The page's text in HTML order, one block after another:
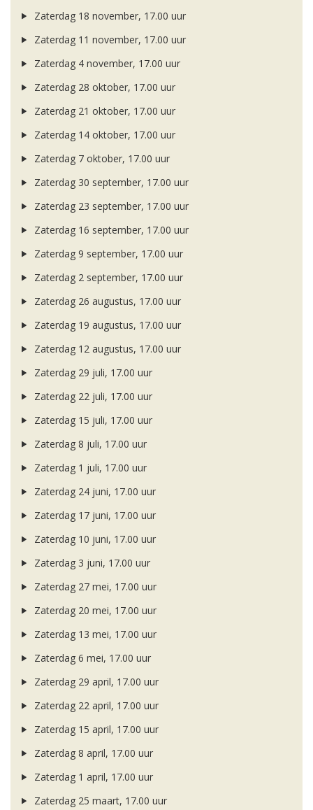
Zaterdag 18 november, 17.00 uur
Zaterdag 11 november, 17.00 uur
Zaterdag 4 november, 17.00 uur
Zaterdag 28 oktober, 17.00 uur
Zaterdag 21 oktober, 17.00 uur
Zaterdag 14 oktober, 17.00 uur
Zaterdag 7 oktober, 17.00 uur
Zaterdag 30 september, 17.00 uur
Zaterdag 23 september, 17.00 uur
Zaterdag 16 september, 17.00 uur
Zaterdag 9 september, 17.00 uur
Zaterdag 2 september, 17.00 uur
Zaterdag 26 augustus, 17.00 uur
Zaterdag 19 augustus, 17.00 uur
Zaterdag 12 augustus, 17.00 uur
Zaterdag 29 juli, 17.00 uur
Zaterdag 22 juli, 17.00 uur
Zaterdag 15 juli, 17.00 uur
Zaterdag 8 juli, 17.00 uur
Zaterdag 1 juli, 17.00 uur
Zaterdag 24 juni, 17.00 uur
Zaterdag 17 juni, 17.00 uur
Zaterdag 10 juni, 17.00 uur
Zaterdag 3 juni, 17.00 uur
Zaterdag 27 mei, 17.00 uur
Zaterdag 20 mei, 17.00 uur
Zaterdag 13 mei, 17.00 uur
Zaterdag 6 mei, 17.00 uur
Zaterdag 29 april, 17.00 uur
Zaterdag 22 april, 17.00 uur
Zaterdag 15 april, 17.00 uur
Zaterdag 8 april, 17.00 uur
Zaterdag 1 april, 17.00 uur
Zaterdag 25 maart, 17.00 uur